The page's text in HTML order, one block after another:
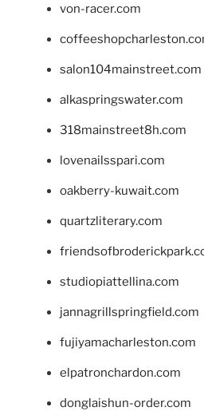
von-racer.com
salon104mainstreet.com
alkaspringswater.com
318mainstreet8h.com
lovenailsspari.com
oakberry-kuwait.com
quartzliterary.com
studiopiattellina.com
jannagrillspringfield.com
fujiyamacharleston.com
elpatronchardon.com
donglaishun-order.com